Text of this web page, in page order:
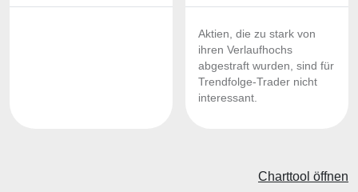
Aktien, die zu stark von
ihren Verlaufhochs
abgestraft wurden, sind für
Trendfolge-Trader nicht
interessant.
Charttool öffnen